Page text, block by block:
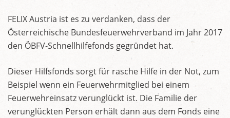
FELIX Austria ist es zu verdanken, dass der
Österreichische Bundesfeuerwehrverband im Jahr 2017
den ÖBFV-Schnellhilfefonds gegründet hat.
Dieser Hilfsfonds sorgt für rasche Hilfe in der Not, zum
Beispiel wenn ein Feuerwehrmitglied bei einem
Feuerwehreinsatz verunglückt ist. Die Familie der
verunglückten Person erhält dann aus dem Fonds eine